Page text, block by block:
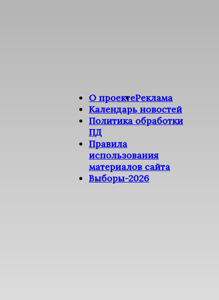
О проектеРеклама
Календарь новостей
Политика обработки
ПД
Правила
использования
материалов сайта
Выборы-2026